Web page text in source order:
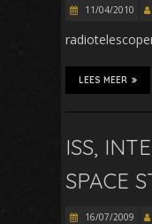
11/04/2010
LEES MEER
ISS,
SPACE
16/07/2009